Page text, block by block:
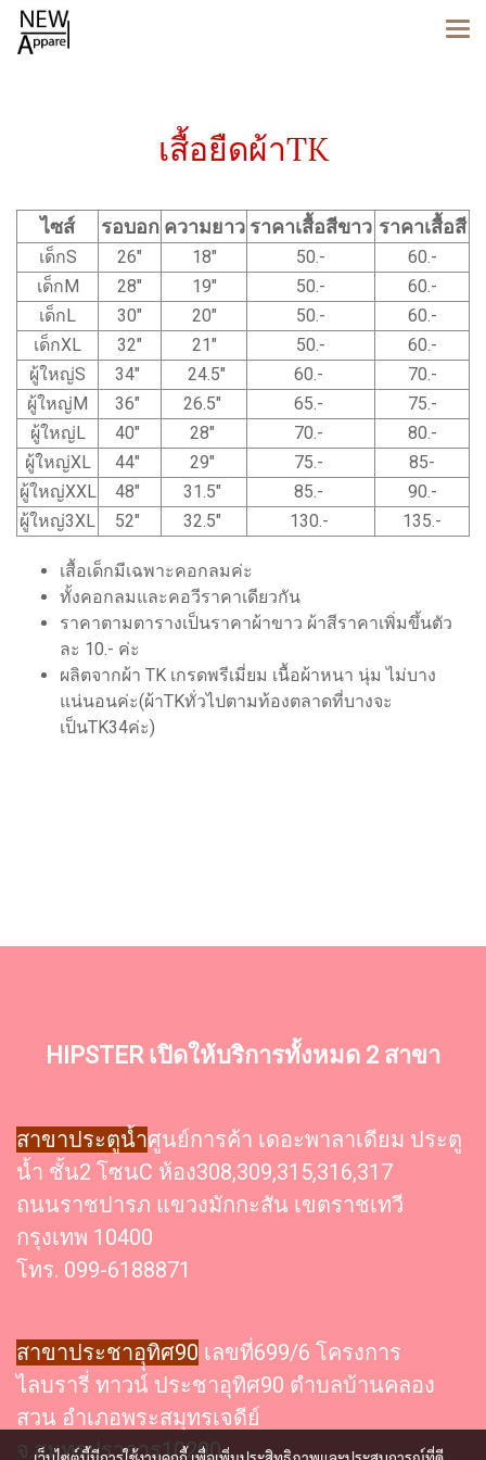
เสื้อยืดผ้าTK
ไซส์ รอบอก ความยาว ราคาเสื้อสีขาว ราคาเสื้อสี
เด็กS 26" 18" 50.-
60.-
เด็กM
28" 19" 50.-
60.-
เด็กL
30" 20" 50.-
60.-
เด็กXL
32" 21" 50.-
60.-
ผู้ใหญ่S
34" 24.5" 60.-
70.-
ผู้ใหญ่M
36" 26.5" 65.-
75.-
ผู้ใหญ่L
40" 28" 70.-
80.-
ผู้ใหญ่XL
44" 29" 75.-
85-
ผู้ใหญ่XXL
48" 31.5" 85.-
90.-
ผู้ใหญ่3XL
52" 32.5" 130.- 135.-
เสื้อเด็กมีเฉพาะคอกลมค่ะ
ทั้งคอกลมและคอวีราคาเดียวกัน
ราคาตามตารางเป็นราคาผ้าขาว ผ้าสีราคาเพิ่มขึ้นตัว
ละ 10.- ค่ะ
ผลิตจากผ้า TK เกรดพรีเมี่ยม เนื้อผ้าหนา นุ่ม ไม่บาง
แน่นอนค่ะ(ผ้าTKทั่วไปตามท้องตลาดที่บางจะ
เป็นTK34ค่ะ)
HIPSTER เปิดให้บริการทั้งหมด 2 สาขา
สาขาประตูน้ำศูนย์การค้า เดอะพาลาเดียม ประตู
น้ำ ชั้น2 โซนC ห้อง308,309,315,316,317
ถนนราชปารภ แขวงมักกะสัน เขตราชเทวี
กรุงเทพ 10400
โทร. 099-6188871
สาขาประชาอุุทิศ90 เลขที่699/6 โครงการ
ไลบรารี่ ทาวน์ ประชาอุทิศ90 ตำบลบ้านคลอง
สวน อำเภอพระสมุทรเจดีย์
จ.สมุทรปราการ10290